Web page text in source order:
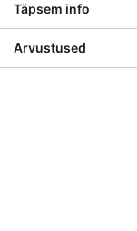
Täpsem info
Arvustused